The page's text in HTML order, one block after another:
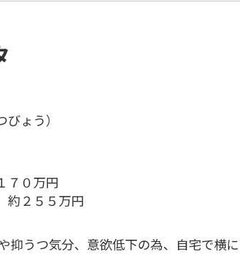
ょう）
０万円
２５５万円
抑うつ気分、意欲低下の為、自宅で横